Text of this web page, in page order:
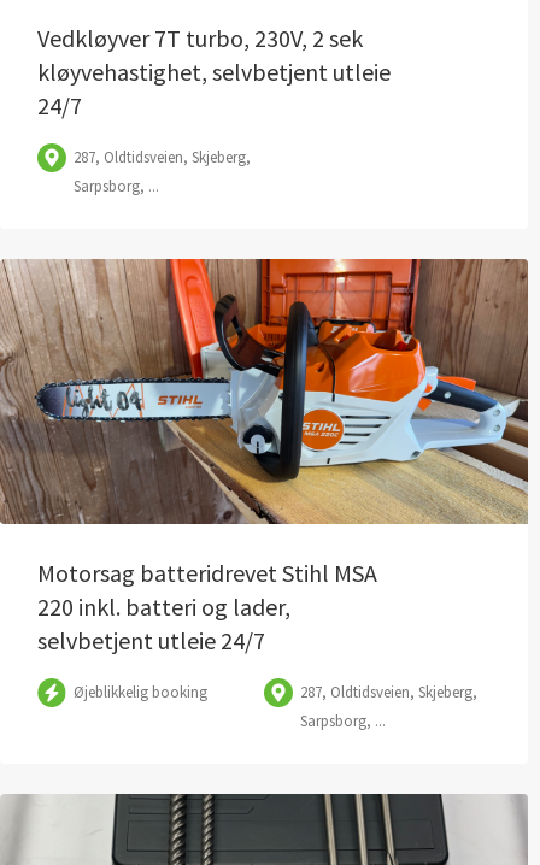
Vedkløyver 7T turbo, 230V, 2 sek
kløyvehastighet, selvbetjent utleie
24/7
287, Oldtidsveien, Skjeberg,
Sarpsborg, ...
Motorsag batteridrevet Stihl MSA
220 inkl. batteri og lader,
selvbetjent utleie 24/7
Øjeblikkelig booking
287, Oldtidsveien, Skjeberg,
Sarpsborg, ...